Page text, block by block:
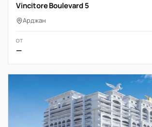
Vincitore Boulevard 5
Арджан
ОТ
—